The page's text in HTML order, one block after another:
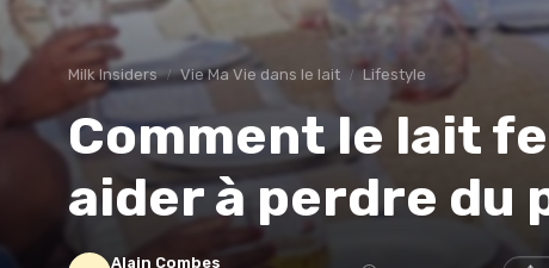
Milk Insiders Vie Ma Vie dans le lait Lifestyle
Comment le lait
aider à perdre du
Alain Combes